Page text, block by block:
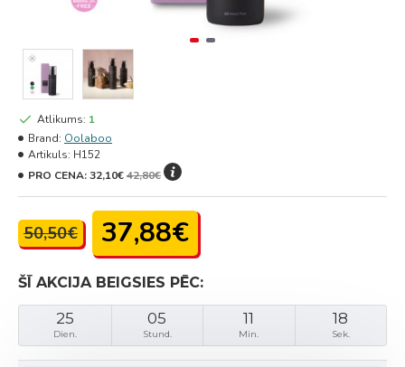
ŠĪ AKCIJA BEIGSIES PĒC:
25
Dien.
05
Stund.
11
Min.
18
Sek.
50,50€ 37,88€
Atlikums: 1
Brand: Oolaboo
Artikuls: H152
PRO CENA:32,10€42,80€